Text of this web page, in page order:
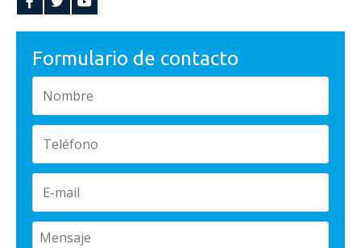
Formulario de contacto